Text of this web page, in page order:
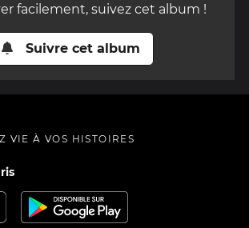
facilement, suivez cet album !
Suivre cet album
VIE À VOS HISTOIRES